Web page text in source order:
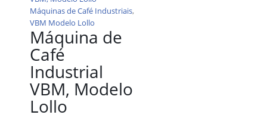
Máquinas de Café Industriais,
VBM Modelo Lollo
Máquina de
Café
Industrial
VBM, Modelo
Lollo